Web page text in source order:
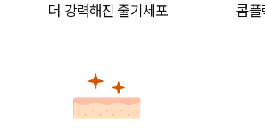
더 강력해진 줄기세포
콤플